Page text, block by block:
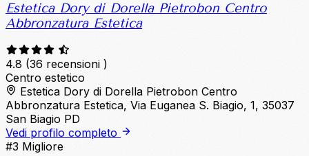
Estetica Dory di Dorella Pietrobon Centro
Abbronzatura Estetica
4.8 (36 recensioni )
Centro estetico
Estetica Dory di Dorella Pietrobon Centro
Abbronzatura Estetica, Via Euganea S. Biagio, 1, 35037
San Biagio PD
Vedi profilo completo
#3 Migliore